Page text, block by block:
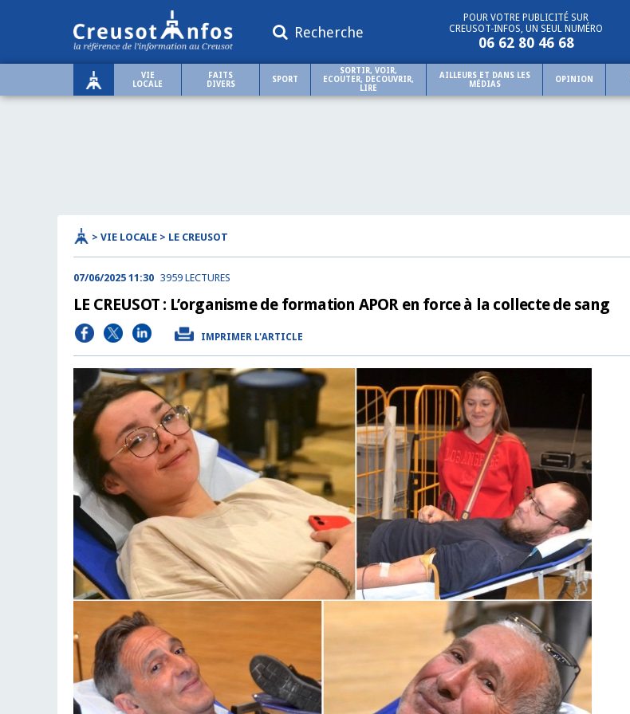
Recherche
POUR VOTRE PUBLICITÉ SUR
CREUSOT-INFOS, UN SEUL NUMÉRO
06 62 80 46 68
VIE
LOCALE
FAITS
DIVERS
SPORT
SORTIR, VOIR,
ECOUTER, DECOUVRIR,
LIRE
AILLEURS ET DANS LES
MÉDIAS
OPINION
> VIE LOCALE > LE CREUSOT
07/06/2025 11:30 3959 LECTURES
LE CREUSOT : L’organisme de formation APOR en force à la collecte de sang
IMPRIMER L'ARTICLE